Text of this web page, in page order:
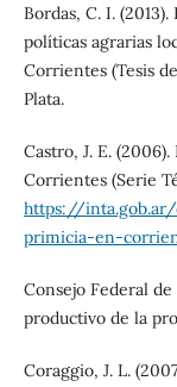
Bordas, C. I.
políticas agrarias
Corrientes (Tesis
Plata.
Castro, J. E.
Corrientes (Serie
https://
primicia-en-
Consejo Federal
productivo de la
Coraggio, J. L.